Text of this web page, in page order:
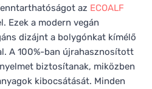
az ECOALF
Ezek a modern vegán
dizájnt a bolygónkat kímélő
A 100%-ban újrahasznosított
biztosítanak, miközben
kibocsátását. Minden